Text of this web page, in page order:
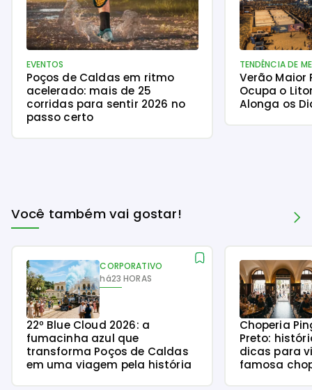
EVENTOS
Poços de Caldas em ritmo
acelerado: mais de 25
corridas para sentir 2026 no
passo certo
TENDÊNCIA DE
Verão Maior
Ocupa o
Alonga os
Você também vai gostar!
CORPORATIVO
há23 HORAS
22º Blue Cloud 2026: a
fumacinha azul que
transforma Poços de Caldas
em uma viagem pela história
Choperia
Preto:
dicas para
famosa